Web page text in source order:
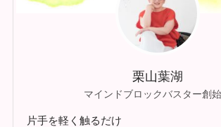
栗山葉湖
マインドブロックバスター創
片手を軽く触るだけ